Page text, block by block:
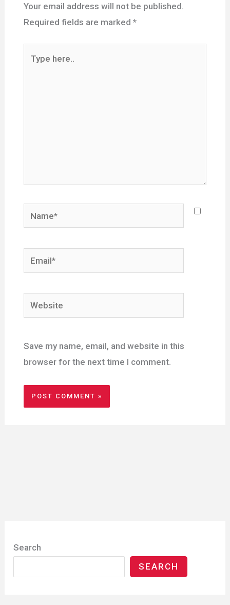
Your email address will not be published.
Required fields are marked *
here..
Name*
Email*
Website
Save my name, email, and website in this
browser for the next time I comment.
Search
SEARCH